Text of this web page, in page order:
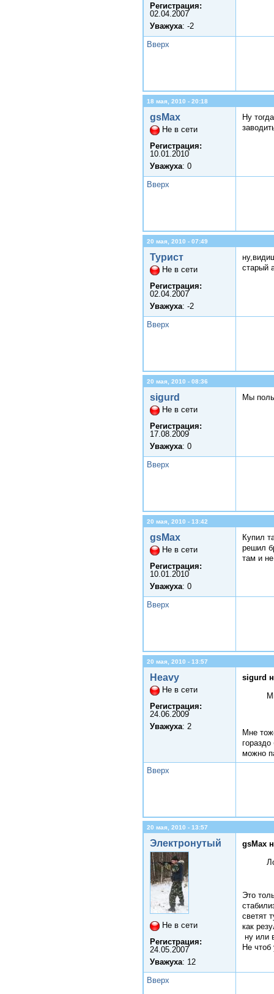
Регистрация:
02.04.2007
Уважуха: -2
Вверх
18 мая, 2010 - 20:18
gsMax
Не в сети
Регистрация:
10.01.2010
Уважуха: 0
Ну
Вверх
20 мая, 2010 - 07:49
Турист
Не в сети
Регистрация:
02.04.2007
Уважуха: -2
старый
Вверх
20 мая, 2010 - 08:36
sigurd
Не в сети
Регистрация:
17.08.2009
Уважуха: 0
Мы
Вверх
20 мая, 2010 - 13:42
gsMax
Не в сети
Регистрация:
10.01.2010
Уважуха: 0
Купил
решил
там и
Вверх
20 мая, 2010 - 13:57
Heavy
Не в сети
Регистрация:
24.06.2009
Уважуха: 2
sigurd
Мне
можно
Вверх
20 мая, 2010 - 13:57
Электронутый
Не в сети
Регистрация:
24.05.2007
Уважуха: 12
gsMax
Это
светят
как
ну или
Не чтоб
Вверх